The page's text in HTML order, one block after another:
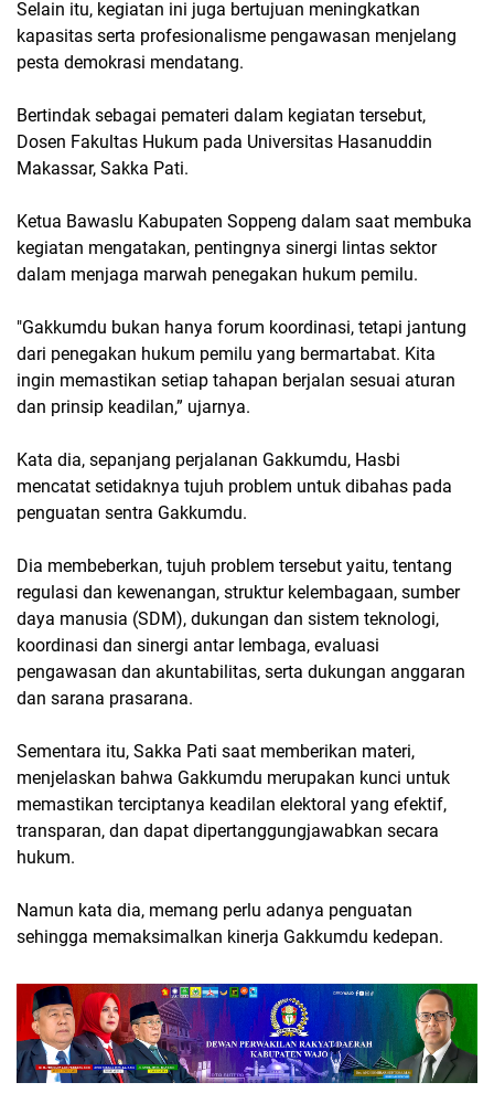
Selain itu, kegiatan ini juga bertujuan meningkatkan
kapasitas serta profesionalisme pengawasan menjelang
pesta demokrasi mendatang.
Bertindak sebagai pemateri dalam kegiatan tersebut,
Dosen Fakultas Hukum pada Universitas Hasanuddin
Makassar, Sakka Pati.
Ketua Bawaslu Kabupaten Soppeng dalam saat membuka
kegiatan mengatakan, pentingnya sinergi lintas sektor
dalam menjaga marwah penegakan hukum pemilu.
"Gakkumdu bukan hanya forum koordinasi, tetapi jantung
dari penegakan hukum pemilu yang bermartabat. Kita
ingin memastikan setiap tahapan berjalan sesuai aturan
dan prinsip keadilan,” ujarnya.
Kata dia, sepanjang perjalanan Gakkumdu, Hasbi
mencatat setidaknya tujuh problem untuk dibahas pada
penguatan sentra Gakkumdu.
Dia membeberkan, tujuh problem tersebut yaitu, tentang
regulasi dan kewenangan, struktur kelembagaan, sumber
daya manusia (SDM), dukungan dan sistem teknologi,
koordinasi dan sinergi antar lembaga, evaluasi
pengawasan dan akuntabilitas, serta dukungan anggaran
dan sarana prasarana.
Sementara itu, Sakka Pati saat memberikan materi,
menjelaskan bahwa Gakkumdu merupakan kunci untuk
memastikan terciptanya keadilan elektoral yang efektif,
transparan, dan dapat dipertanggungjawabkan secara
hukum.
Namun kata dia, memang perlu adanya penguatan
sehingga memaksimalkan kinerja Gakkumdu kedepan.